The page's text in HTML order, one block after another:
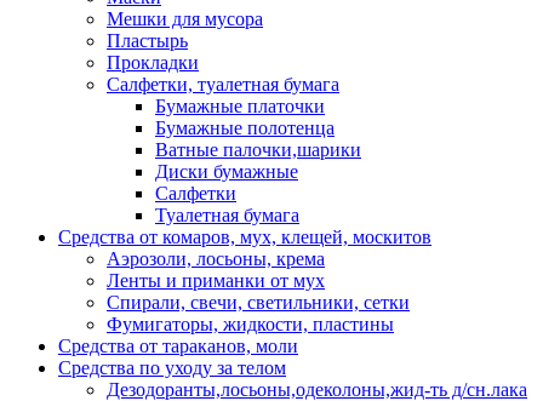
Мешки для мусора
Пластырь
Прокладки
Салфетки, туалетная бумага
Бумажные платочки
Бумажные полотенца
Ватные палочки,шарики
Диски бумажные
Салфетки
Туалетная бумага
Средства от комаров, мух, клещей, москитов
Аэрозоли, лосьоны, крема
Ленты и приманки от мух
Спирали, свечи, светильники, сетки
Фумигаторы, жидкости, пластины
Средства от тараканов, моли
Средства по уходу за телом
Дезодоранты,лосьоны,одеколоны,жид-ть д/сн.лака